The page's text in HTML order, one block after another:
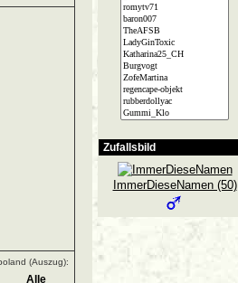
(Auszug):
Alle
Zufallsbild
ImmerDieseNamen (50)